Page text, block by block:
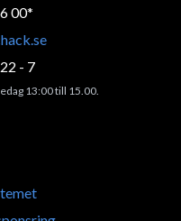
00*
- 7
13:00 till 15.00.